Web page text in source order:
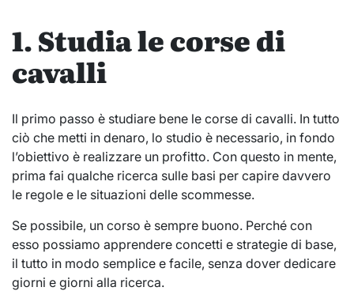
1. Studia le corse di
cavalli
Il primo passo è studiare bene le corse di cavalli. In tutto
ciò che metti in denaro, lo studio è necessario, in fondo
l’obiettivo è realizzare un profitto. Con questo in mente,
prima fai qualche ricerca sulle basi per capire davvero
le regole e le situazioni delle scommesse.
Se possibile, un corso è sempre buono. Perché con
esso possiamo apprendere concetti e strategie di base,
il tutto in modo semplice e facile, senza dover dedicare
giorni e giorni alla ricerca.